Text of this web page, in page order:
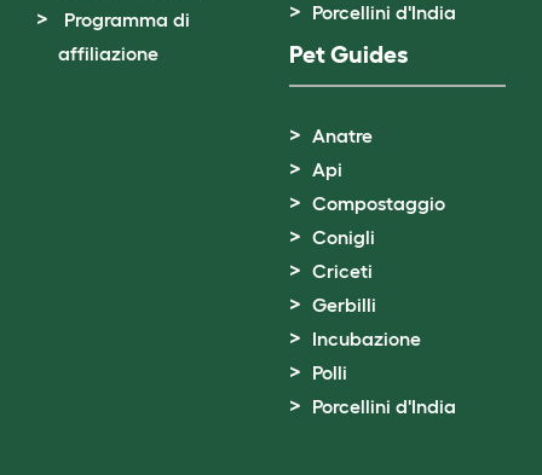
Programma di
affiliazione
Porcellini d'India
Pet Guides
Anatre
Api
Compostaggio
Conigli
Criceti
Gerbilli
Incubazione
Polli
Porcellini d'India